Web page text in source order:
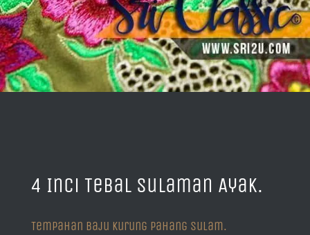
4 Inci Tebal Sulaman Ayak.
Tempahan Baju Kurung Pahang Sulam.